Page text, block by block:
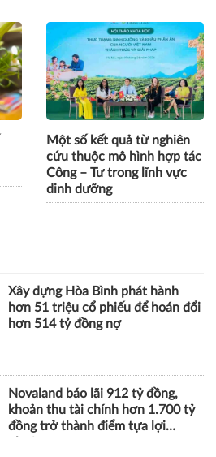
Một số kết quả từ nghiên
cứu thuộc mô hình hợp tác
Công – Tư trong lĩnh vực
dinh dưỡng
Xây dựng Hòa Bình phát hành
hơn 51 triệu cổ phiếu để hoán đổi
hơn 514 tỷ đồng nợ
Novaland báo lãi 912 tỷ đồng,
khoản thu tài chính hơn 1.700 tỷ
đồng trở thành điểm tựa lợi